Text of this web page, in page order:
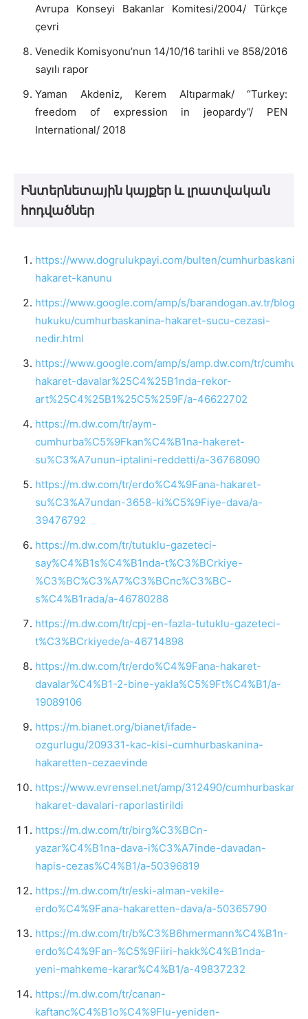
Avrupa Konseyi Bakanlar Komitesi/2004/ Türkçe
çevri
Venedik Komisyonu’nun 14/10/16 tarihli ve 858/2016
sayılı rapor
Yaman Akdeniz, Kerem Altıparmak/ “Turkey:
freedom of expression in jeopardy”/ PEN
International/ 2018
Ինտերնետային կայքեր և լրատվական
հոդվածներ
https://www.dogrulukpayi.com/bulten/
hakaret-kanunu
https://www.google.com/amp/s/barandogan.av.tr/blog/
hukuku/cumhurbaskanina-hakaret-sucu-cezasi-
nedir.html
https://www.google.com/amp/s/amp.dw.com/tr/
hakaret-davalar%25C4%25B1nda-rekor-
art%25C4%25B1%25C5%259F/a-46622702
https://m.dw.com/tr/aym-
cumhurba%C5%9Fkan%C4%B1na-hakeret-
su%C3%A7unun-iptalini-reddetti/a-36768090
https://m.dw.com/tr/erdo%C4%9Fana-hakaret-
su%C3%A7undan-3658-ki%C5%9Fiye-dava/a-
39476792
https://m.dw.com/tr/tutuklu-gazeteci-
say%C4%B1s%C4%B1nda-t%C3%BCrkiye-
%C3%BC%C3%A7%C3%BCnc%C3%BC-
s%C4%B1rada/a-46780288
https://m.dw.com/tr/cpj-en-fazla-tutuklu-gazeteci-
t%C3%BCrkiyede/a-46714898
https://m.dw.com/tr/erdo%C4%9Fana-hakaret-
davalar%C4%B1-2-bine-yakla%C5%9Ft%C4%B1/a-
19089106
https://m.bianet.org/bianet/ifade-
ozgurlugu/209331-kac-kisi-cumhurbaskanina-
hakaretten-cezaevinde
https://www.evrensel.net/amp/312490/
hakaret-davalari-raporlastirildi
https://m.dw.com/tr/birg%C3%BCn-
yazar%C4%B1na-dava-i%C3%A7inde-davadan-
hapis-cezas%C4%B1/a-50396819
https://m.dw.com/tr/eski-alman-vekile-
erdo%C4%9Fana-hakaretten-dava/a-50365790
https://m.dw.com/tr/b%C3%B6hmermann%C4%B1n-
erdo%C4%9Fan-%C5%9Fiiri-hakk%C4%B1nda-
yeni-mahkeme-karar%C4%B1/a-49837232
https://m.dw.com/tr/canan-
kaftanc%C4%B1o%C4%9Flu-yeniden-